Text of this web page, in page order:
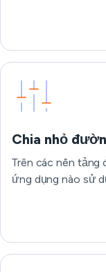
Chia nhỏ
Trên các nền
ứng dụng nào sử